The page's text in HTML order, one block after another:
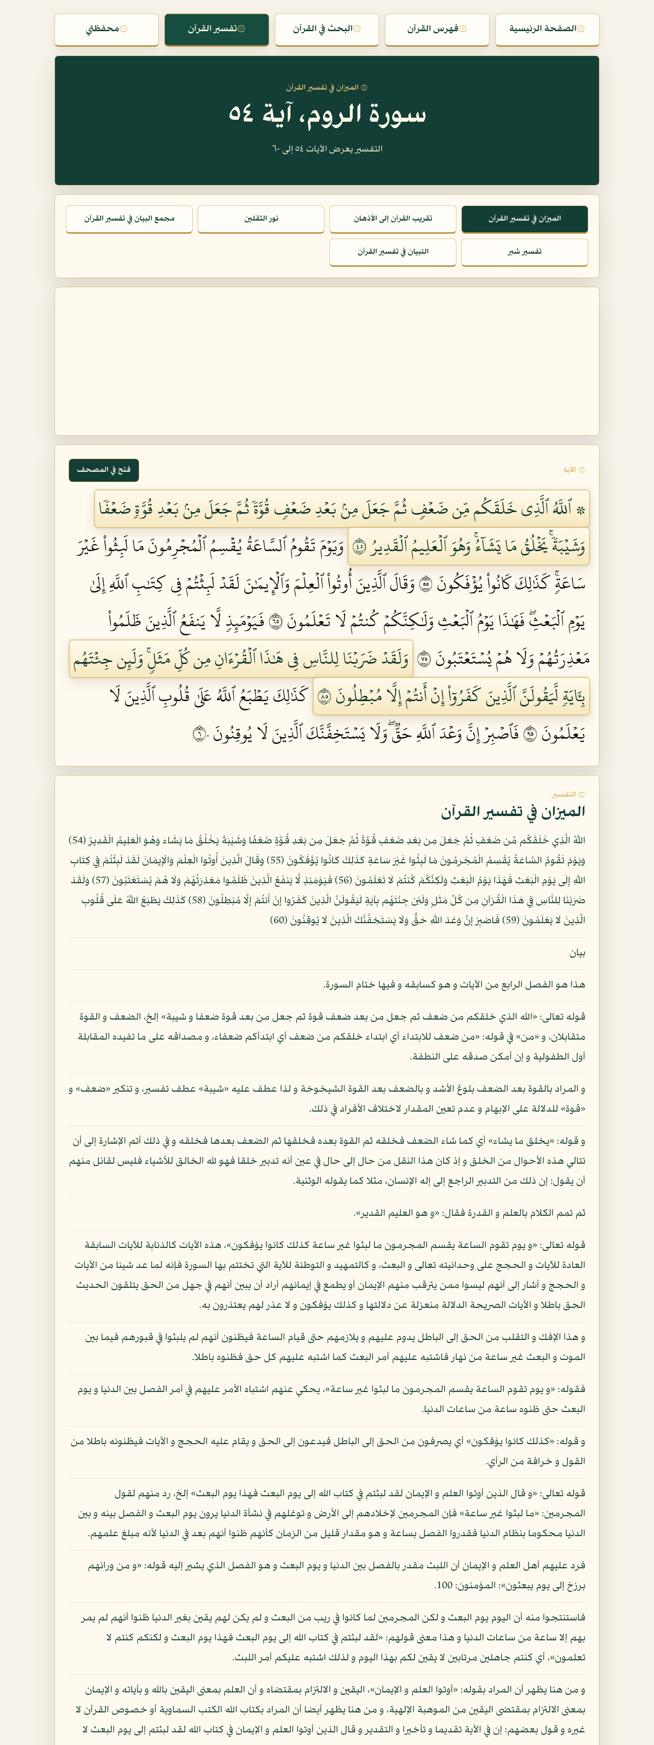
۞الصفحة الرئيسية ۞فهرس القرآن ۞البحث في القرآن ۞تفسير القرآن ۞محفظتي
۞ الميزان في تفسير القرآن
سورة الروم، آية ٥٤
التفسير يعرض الآيات ٥٤ إلى ٦٠
الميزان في تفسير القرآن تقريب القرآن إلى الأذهان نور الثقلين مجمع البيان في تفسير القرآن
تفسير شبر التبيان في تفسير القرآن
۞ الآية فتح في المصحف
۞ ٱللَّهُ ٱلَّذِي خَلَقَكُم مِّن ضَعۡفٖ ثُمَّ جَعَلَ مِنۢ بَعۡدِ ضَعۡفٖ قُوَّةٗ ثُمَّ جَعَلَ مِنۢ بَعۡدِ قُوَّةٖ ضَعۡفٗا
وَشَيۡبَةٗۚ يَخۡلُقُ مَا يَشَآءُۚ وَهُوَ ٱلۡعَلِيمُ ٱلۡقَدِيرُ ٥٤
وَيَوۡمَ تَقُومُ ٱلسَّاعَةُ يُقۡسِمُ ٱلۡمُجۡرِمُونَ مَا لَبِثُواْ غَيۡرَ
سَاعَةٖۚ كَذَٰلِكَ كَانُواْ يُؤۡفَكُونَ ٥٥
وَقَالَ ٱلَّذِينَ أُوتُواْ ٱلۡعِلۡمَ وَٱلۡإِيمَٰنَ لَقَدۡ لَبِثۡتُمۡ فِي كِتَٰبِ ٱللَّهِ إِلَىٰ
يَوۡمِ ٱلۡبَعۡثِۖ فَهَٰذَا يَوۡمُ ٱلۡبَعۡثِ وَلَٰكِنَّكُمۡ كُنتُمۡ لَا تَعۡلَمُونَ ٥٦
فَيَوۡمَئِذٖ لَّا يَنفَعُ ٱلَّذِينَ ظَلَمُواْ
مَعۡذِرَتُهُمۡ وَلَا هُمۡ يُسۡتَعۡتَبُونَ ٥٧
وَلَقَدۡ ضَرَبۡنَا لِلنَّاسِ فِي هَٰذَا ٱلۡقُرۡءَانِ مِن كُلِّ مَثَلٖۚ وَلَئِن جِئۡتَهُم
بِـَٔايَةٖ لَّيَقُولَنَّ ٱلَّذِينَ كَفَرُوٓاْ إِنۡ أَنتُمۡ إِلَّا مُبۡطِلُونَ ٥٨
كَذَٰلِكَ يَطۡبَعُ ٱللَّهُ عَلَىٰ قُلُوبِ ٱلَّذِينَ لَا
يَعۡلَمُونَ ٥٩
فَٱصۡبِرۡ إِنَّ وَعۡدَ ٱللَّهِ حَقّٞۖ وَلَا يَسۡتَخِفَّنَّكَ ٱلَّذِينَ لَا يُوقِنُونَ ٦٠
۞ التفسير
الميزان في تفسير القرآن
اللَّهُ الَّذِي خَلَقَكُم مِّن ضَعْفٍ ثُمَّ جَعَلَ مِن بَعْدِ ضَعْفٍ قُوَّةً ثُمَّ جَعَلَ مِن بَعْدِ قُوَّةٍ ضَعْفًا وَشَيْبَةً يَخْلُقُ مَا يَشَاء وَهُوَ الْعَلِيمُ الْقَدِيرُ (54)
وَيَوْمَ تَقُومُ السَّاعَةُ يُقْسِمُ الْمُجْرِمُونَ مَا لَبِثُوا غَيْرَ سَاعَةٍ كَذَلِكَ كَانُوا يُؤْفَكُونَ (55) وَقَالَ الَّذِينَ أُوتُوا الْعِلْمَ وَالْإِيمَانَ لَقَدْ لَبِثْتُمْ فِي كِتَابِ
اللَّهِ إِلَى يَوْمِ الْبَعْثِ فَهَذَا يَوْمُ الْبَعْثِ وَلَكِنَّكُمْ كُنتُمْ لَا تَعْلَمُونَ (56) فَيَوْمَئِذٍ لَّا يَنفَعُ الَّذِينَ ظَلَمُوا مَعْذِرَتُهُمْ وَلَا هُمْ يُسْتَعْتَبُونَ (57) وَلَقَدْ
ضَرَبْنَا لِلنَّاسِ فِي هَذَا الْقُرْآنِ مِن كُلِّ مَثَلٍ وَلَئِن جِئْتَهُم بِآيَةٍ لَيَقُولَنَّ الَّذِينَ كَفَرُوا إِنْ أَنتُمْ إِلَّا مُبْطِلُونَ (58) كَذَلِكَ يَطْبَعُ اللَّهُ عَلَى قُلُوبِ
الَّذِينَ لَا يَعْلَمُونَ (59) فَاصْبِرْ إِنَّ وَعْدَ اللَّهِ حَقٌّ وَلَا يَسْتَخِفَّنَّكَ الَّذِينَ لَا يُوقِنُونَ (60)
بيان
هذا هو الفصل الرابع من الآيات و هو كسابقه و فيها ختام السورة.
قوله تعالى: «الله الذي خلقكم من ضعف ثم جعل من بعد ضعف قوة ثم جعل من بعد قوة ضعفا و شيبة» إلخ، الضعف و القوة
متقابلان، و «من» في قوله: «من ضعف للابتداء أي ابتداء خلقكم من ضعف أي ابتدأكم ضعفاء، و مصداقه على ما تفيده المقابلة
أول الطفولية و إن أمكن صدقه على النطفة.
و المراد بالقوة بعد الضعف بلوغ الأشد و بالضعف بعد القوة الشيخوخة و لذا عطف عليه «شيبة» عطف تفسير، و تنكير «ضعف» و
«قوة» للدلالة على الإبهام و عدم تعين المقدار لاختلاف الأفراد في ذلك.
و قوله: «يخلق ما يشاء» أي كما شاء الضعف فخلقه ثم القوة بعده فخلقها ثم الضعف بعدها فخلقه و في ذلك أتم الإشارة إلى أن
تتالي هذه الأحوال من الخلق و إذ كان هذا النقل من حال إلى حال في عين أنه تدبير خلقا فهو لله الخالق للأشياء فليس لقائل منهم
أن يقول: إن ذلك من التدبير الراجع إلى إله الإنسان، مثلا كما يقوله الوثنية.
ثم تمم الكلام بالعلم و القدرة فقال: «و هو العليم القدير».
قوله تعالى: «و يوم تقوم الساعة يقسم المجرمون ما لبثوا غير ساعة كذلك كانوا يؤفكون»، هذه الآيات كالذنابة للآيات السابقة
العادة للآيات و الحجج على وحدانيته تعالى و البعث، و كالتمهيد و التوطئة للآية التي تختتم بها السورة فإنه لما عد شيئا من الآيات
و الحجج و أشار إلى أنهم ليسوا ممن يترقب منهم الإيمان أو يطمع في إيمانهم أراد أن يبين أنهم في جهل من الحق يتلقون الحديث
الحق باطلا و الآيات الصريحة الدلالة منعزلة عن دلالتها و كذلك يؤفكون و لا عذر لهم يعتذرون به.
و هذا الإفك و التقلب من الحق إلى الباطل يدوم عليهم و يلازمهم حتى قيام الساعة فيظنون أنهم لم يلبثوا في قبورهم فيما بين
الموت و البعث غير ساعة من نهار فاشتبه عليهم أمر البعث كما اشتبه عليهم كل حق فظنوه باطلا.
فقوله: «و يوم تقوم الساعة يقسم المجرمون ما لبثوا غير ساعة»، يحكي عنهم اشتباه الأمر عليهم في أمر الفصل بين الدنيا و يوم
البعث حتى ظنوه ساعة من ساعات الدنيا.
و قوله: «كذلك كانوا يؤفكون» أي يصرفون من الحق إلى الباطل فيدعون إلى الحق و يقام عليه الحجج و الآيات فيظنونه باطلا من
القول و خرافة من الرأي.
قوله تعالى: «و قال الذين أوتوا العلم و الإيمان لقد لبثتم في كتاب الله إلى يوم البعث فهذا يوم البعث» إلخ، رد منهم لقول
المجرمين: «ما لبثوا غير ساعة» فإن المجرمين لإخلادهم إلى الأرض و توغلهم في نشأة الدنيا يرون يوم البعث و الفصل بينه و بين
الدنيا محكوما بنظام الدنيا فقدروا الفصل بساعة و هو مقدار قليل من الزمان كأنهم ظنوا أنهم بعد في الدنيا لأنه مبلغ علمهم.
فرد عليهم أهل العلم و الإيمان أن اللبث مقدر بالفصل بين الدنيا و يوم البعث و هو الفصل الذي يشير إليه قوله: «و من ورائهم
برزخ إلى يوم يبعثون»: المؤمنون: 100.
فاستنتجوا منه أن اليوم يوم البعث و لكن المجرمين لما كانوا في ريب من البعث و لم يكن لهم يقين بغير الدنيا ظنوا أنهم لم يمر
بهم إلا ساعة من ساعات الدنيا و هذا معنى قولهم: «لقد لبثتم في كتاب الله إلى يوم البعث فهذا يوم البعث و لكنكم كنتم لا
تعلمون»، أي كنتم جاهلين مرتابين لا يقين لكم بهذا اليوم و لذلك اشتبه عليكم أمر اللبث.
و من هنا يظهر أن المراد بقوله: «أوتوا العلم و الإيمان»، اليقين و الالتزام بمقتضاه و أن العلم بمعنى اليقين بالله و بآياته و الإيمان
بمعنى الالتزام بمقتضى اليقين من الموهبة الإلهية، و من هنا يظهر أيضا أن المراد بكتاب الله الكتب السماوية أو خصوص القرآن لا
غيره و قول بعضهم: إن في الآية تقديما و تأخيرا و التقدير و قال الذين أوتوا العلم و الإيمان في كتاب الله لقد لبثتم إلى يوم البعث لا